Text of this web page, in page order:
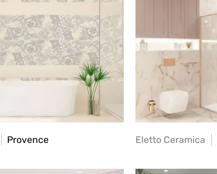
Provence Eletto Ceramica